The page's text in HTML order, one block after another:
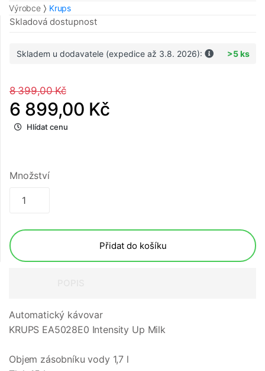
Výrobce
Krups
Skladová dostupnost
Skladem u dodavatele (expedice až 3.8. 2026): >5 ks
8 399,00 Kč
6 899,00 Kč
Hlídat cenu
Množství
Přidat do košíku
Automatický kávovar
KRUPS EA5028E0 Intensity Up Milk
Objem zásobníku vody 1,7 l